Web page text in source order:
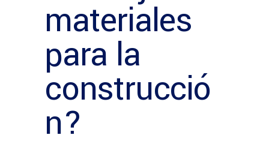
materiales
para la
construcció
n?